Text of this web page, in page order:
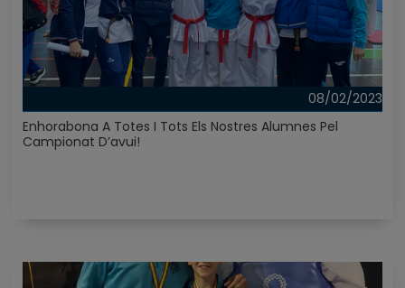
08/02/2023
Enhorabona A Totes I Tots Els Nostres Alumnes Pel
Campionat D’avui!